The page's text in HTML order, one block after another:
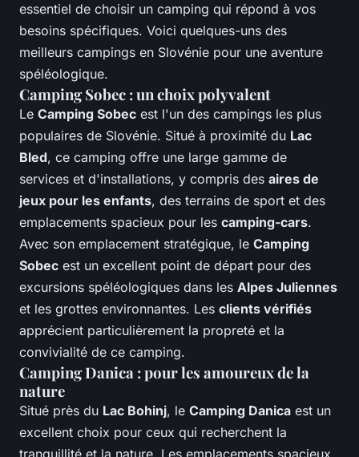
essentiel de choisir un camping qui répond à vos
besoins spécifiques. Voici quelques-uns des
meilleurs campings en Slovénie pour une aventure
spéléologique.
Camping Sobec : un choix polyvalent
Le Camping Sobec est l'un des campings les plus
populaires de Slovénie. Situé à proximité du Lac
Bled, ce camping offre une large gamme de
services et d'installations, y compris des aires de
jeux pour les enfants, des terrains de sport et des
emplacements spacieux pour les camping-cars.
Avec son emplacement stratégique, le Camping
Sobec est un excellent point de départ pour des
excursions spéléologiques dans les Alpes Juliennes
et les grottes environnantes. Les clients vérifiés
apprécient particulièrement la propreté et la
convivialité de ce camping.
Camping Danica : pour les amoureux de la
nature
Situé près du Lac Bohinj, le Camping Danica est un
excellent choix pour ceux qui recherchent la